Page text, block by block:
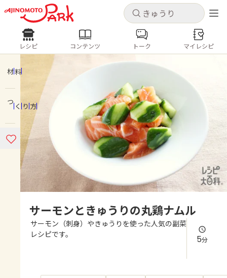
キャンセル
ログインするとレシピを保存できます
ログイン 新規登録
ホーム
コンテンツ
レシピ
よくあるお問い合わせ
キャンセル
レシピ コンテンツ
人気の食材・レシピ
きゅうり なす トマト
とうもろこし
ピーマン
みょうが ゴーヤ
レシピ コンテンツ トーク マイレシピ
材料
つくり方
サーモンときゅうりの丸鶏ナムル
サーモン（刺身）やきゅうりを使った人気の副菜
レシピです。
5分